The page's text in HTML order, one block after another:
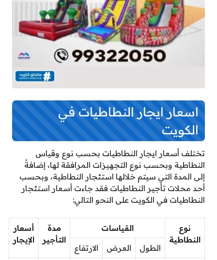
اسعار ايجار النطاطيات في
الكويت
تختلف أسعار ايجار النطاطيات بحسب نوع وقياس
النطاطية وبحسب نوع التجهيزات المرافقة لها، إضافةً
إلى المدة التي سيتم خلالها استئجار النطاطية، وبحسب
أحد محلات تأجير النطاطيات فقد جاءت أسعار استئجار
النطاطيات في الكويت على النحو التالي:
نوع
النطاطية
القياسات
مدة
التأجير
أسعار
الإيجار
الطول
العرض الارتفاع